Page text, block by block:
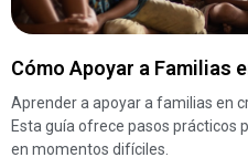
Cómo Apoyar a Familias
Aprender a apoyar a familias en
Esta guía ofrece pasos prácticos
en momentos difíciles.